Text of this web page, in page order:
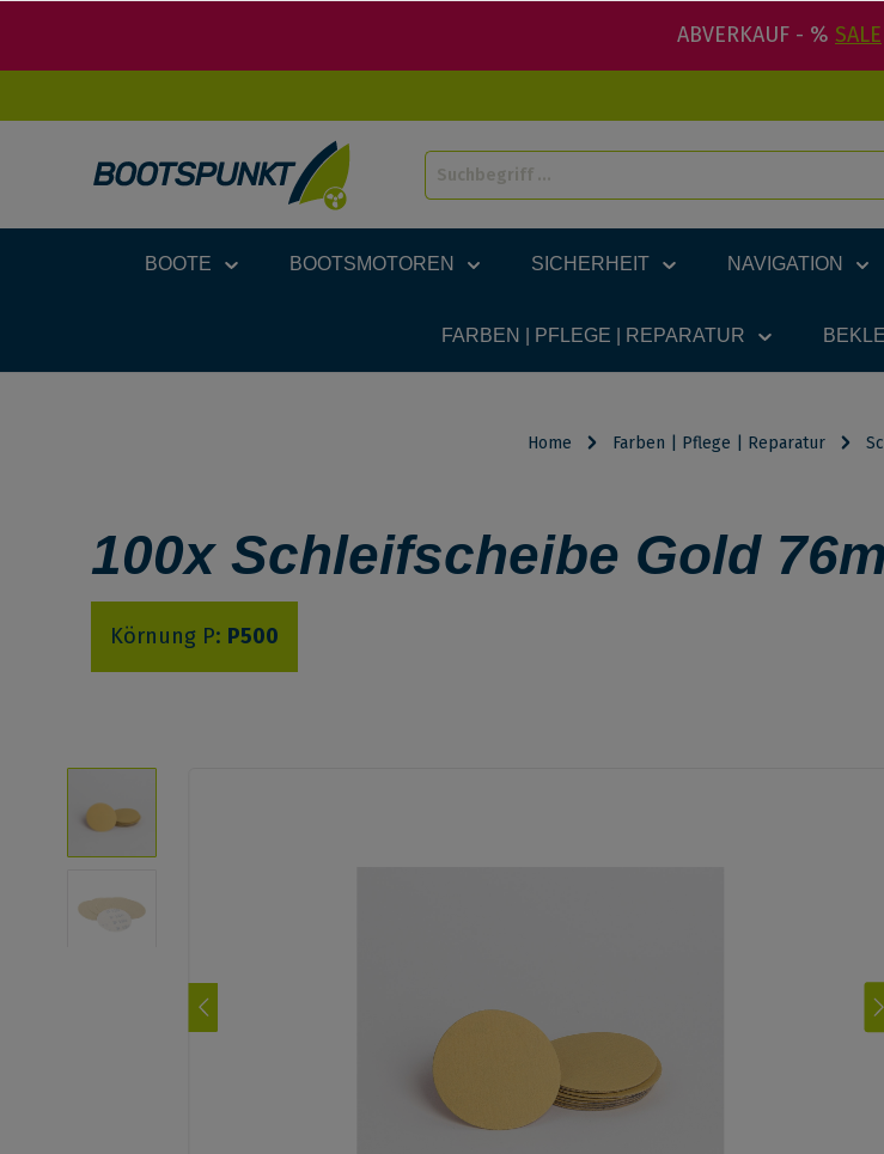
ABVERKAUF - % SALE
BOOTE BOOTSMOTOREN SICHERHEIT NAVIGATION
FARBEN | PFLEGE | REPARATUR
Home Farben | Pflege | Reparatur
100x Schleifscheibe Gold
Körnung P: P500